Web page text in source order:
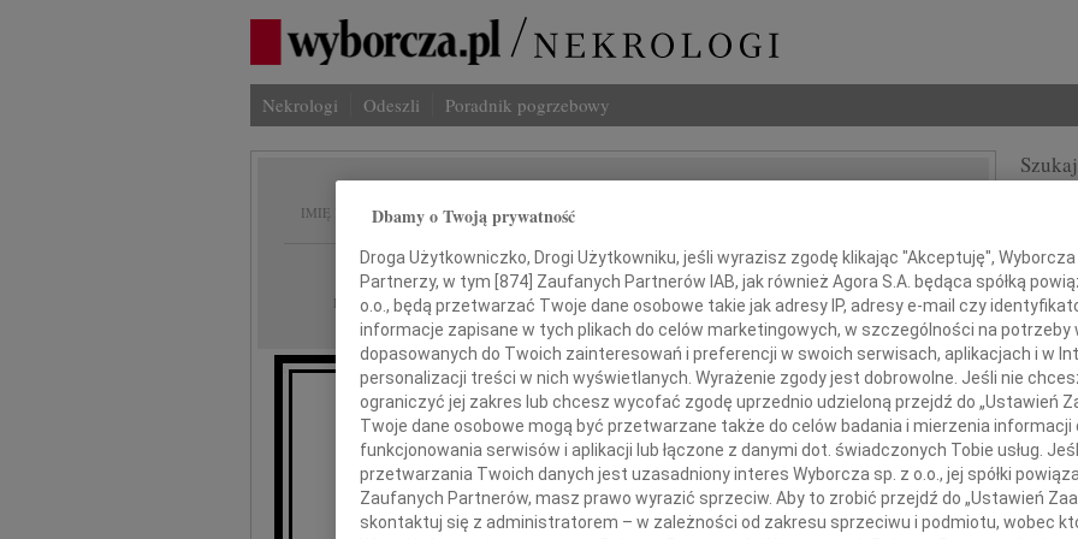
Nekrologi Odeszli Poradnik pogrzebowy
IMIĘ I NAZWISKO: Maria Siuda-Fizek
REGION: Poznań
DATA EMISJI: 10.08.2010
"Spieszmy się kochać ludzi...?
W dniu 7 sierpnia 2010 roku,
w wieku 72 lat, odeszła do Pana
INNE
Z
Z
"Pan
W
Dbamy o Twoją prywatność
Droga Użytkowniczko, Drogi Użytkowniku, jeśli wyrazisz zgodę klikając "Akceptuję",
Partnerzy, w tym [ 874 ] Zaufanych Partnerów IAB, jak również Agora S.A. będąca spółką
o.o., będą przetwarzać Twoje dane osobowe takie jak adresy IP, adresy e-mail czy
informacje zapisane w tych plikach do celów marketingowych, w szczególności na potrzeby
dopasowanych do Twoich zainteresowań i preferencji w swoich serwisach, aplikacjach i w
personalizacji treści w nich wyświetlanych. Wyrażenie zgody jest dobrowolne. Jeśli nie
ograniczyć jej zakres lub chcesz wycofać zgodę uprzednio udzieloną przejdź do „Ustawień
Twoje dane osobowe mogą być przetwarzane także do celów badania i mierzenia
funkcjonowania serwisów i aplikacji lub łączone z danymi dot. świadczonych Tobie usług.
przetwarzania Twoich danych jest uzasadniony interes Wyborcza sp. z o.o., jej spółki
Zaufanych Partnerów, masz prawo wyrazić sprzeciw. Aby to zrobić przejdź do „Ustawień
skontaktuj się z administratorem – w zależności od zakresu sprzeciwu i podmiotu, wobec